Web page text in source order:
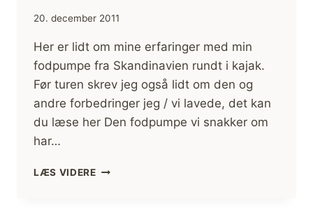
20. december 2011
Her er lidt om mine erfaringer med min
fodpumpe fra Skandinavien rundt i kajak.
Før turen skrev jeg også lidt om den og
andre forbedringer jeg / vi lavede, det kan
du læse her Den fodpumpe vi snakker om
har…
LÆS VIDEREERFARINGER